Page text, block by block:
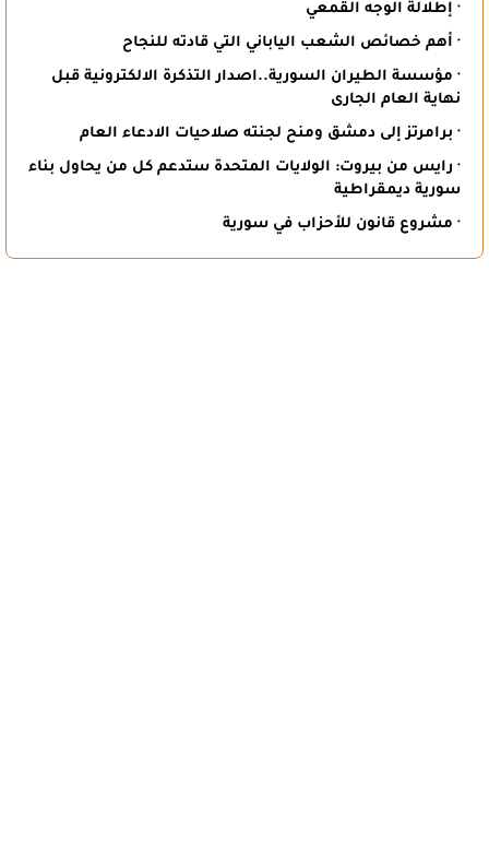
· إطلالة الوجه القمعي
· أهم خصائص الشعب الياباني التي قادته للنجاح
· مؤسسة الطيران السورية..اصدار التذكرة الالكترونية قبل
نهاية العام الجارى
· برامرتز إلى دمشق ومنح لجنته صلاحيات الادعاء العام
· رايس من بيروت: الولايات المتحدة ستدعم كل من يحاول بناء
سورية ديمقراطية
· مشروع قانون للأحزاب في سورية